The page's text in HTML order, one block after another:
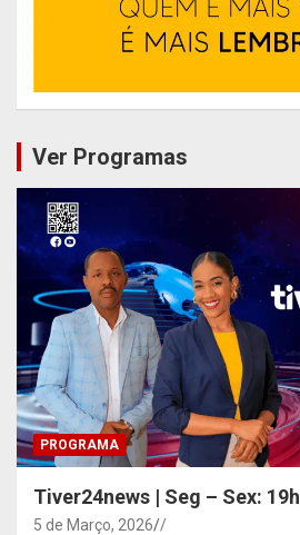
Ver Programas
PROGRAMA
Tiver24news | Seg – Sex: 19h
5 de Março, 2026 /